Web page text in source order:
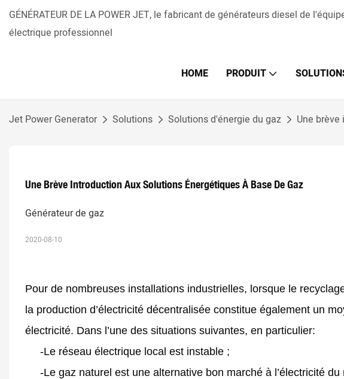
GÉNÉRATEUR DE LA POWER JET, le fabricant de générateurs diesel de
électrique professionnel
HOME PRODUIT
Jet Power Generator Solutions Solutions d'énergie du gaz Une
Une Brève Introduction Aux Solutions Énergétiques À Base De Gaz
Générateur de gaz
2020-08-10
Pour de nombreuses installations industrielles, lorsque le
la production d’électricité décentralisée constitue également un
électricité. Dans l’une des situations suivantes, en particulier:
-Le réseau électrique local est instable ;
-Le gaz naturel est une alternative bon marché à l’électricité du